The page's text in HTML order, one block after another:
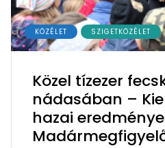
KÖZÉLET SZIGETKÖZÉLET
Közel tízezer
nádasában –
hazai